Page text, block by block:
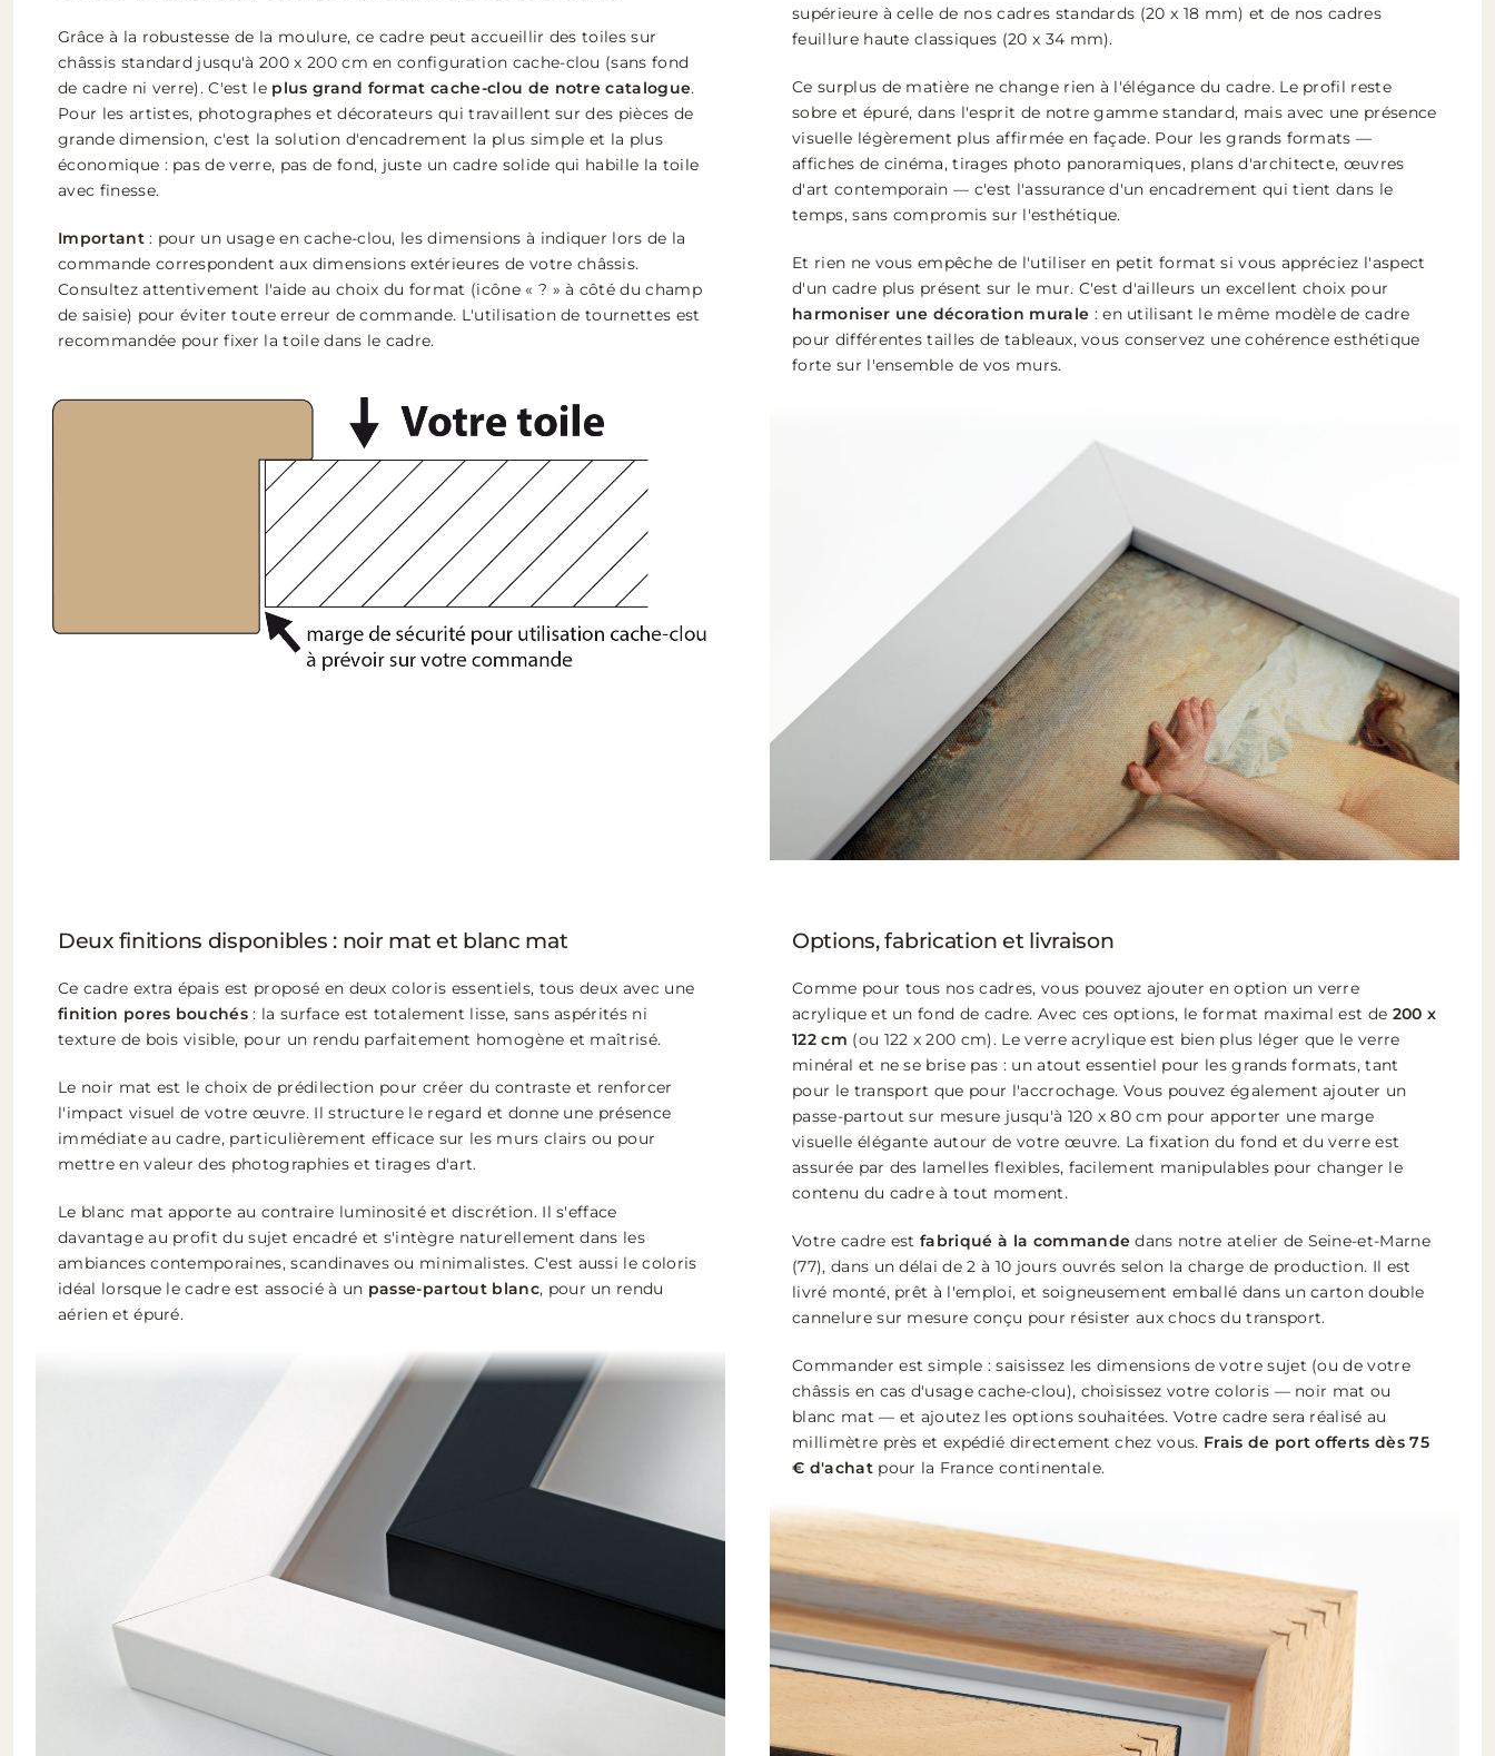
Grâce à la robustesse de la moulure, ce cadre peut accueillir des toiles sur
châssis standard jusqu'à 200 x 200 cm en configuration cache-clou (sans fond
de cadre ni verre). C'est le plus grand format cache-clou de notre catalogue.
Pour les artistes, photographes et décorateurs qui travaillent sur des pièces de
grande dimension, c'est la solution d'encadrement la plus simple et la plus
économique : pas de verre, pas de fond, juste un cadre solide qui habille la toile
avec finesse.
Important: pour un usage en cache-clou, les dimensions à indiquer lors de la
commande correspondent aux dimensions extérieures de votre châssis.
Consultez attentivement l'aide au choix du format (icône « ? » à côté du champ
de saisie) pour éviter toute erreur de commande. L'utilisation de tournettes est
recommandée pour fixer la toile dans le cadre.
supérieure à celle de nos cadres standards (20 x 18 mm) et de nos cadres
feuillure haute classiques (20 x 34 mm).
Ce surplus de matière ne change rien à l'élégance du cadre. Le profil reste
sobre et épuré, dans l'esprit de notre gamme standard, mais avec une présence
visuelle légèrement plus affirmée en façade. Pour les grands formats —
affiches de cinéma, tirages photo panoramiques, plans d'architecte, œuvres
d'art contemporain — c'est l'assurance d'un encadrement qui tient dans le
temps, sans compromis sur l'esthétique.
Et rien ne vous empêche de l'utiliser en petit format si vous appréciez l'aspect
d'un cadre plus présent sur le mur. C'est d'ailleurs un excellent choix pour
harmoniser une décoration murale : en utilisant le même modèle de cadre
pour différentes tailles de tableaux, vous conservez une cohérence esthétique
forte sur l'ensemble de vos murs.
Deux finitions disponibles : noir mat et blanc mat
Ce cadre extra épais est proposé en deux coloris essentiels, tous deux avec une
finition pores bouchés : la surface est totalement lisse, sans aspérités ni
texture de bois visible, pour un rendu parfaitement homogène et maîtrisé.
Le noir mat est le choix de prédilection pour créer du contraste et renforcer
l'impact visuel de votre œuvre. Il structure le regard et donne une présence
immédiate au cadre, particulièrement efficace sur les murs clairs ou pour
mettre en valeur des photographies et tirages d'art.
Le blanc mat apporte au contraire luminosité et discrétion. Il s'efface
davantage au profit du sujet encadré et s'intègre naturellement dans les
ambiances contemporaines, scandinaves ou minimalistes. C'est aussi le coloris
idéal lorsque le cadre est associé à un passe-partout blanc, pour un rendu
aérien et épuré.
Options, fabrication et livraison
Comme pour tous nos cadres, vous pouvez ajouter en option un verre
acrylique et un fond de cadre. Avec ces options, le format maximal est de 200 x
122 cm (ou 122 x 200 cm). Le verre acrylique est bien plus léger que le verre
minéral et ne se brise pas : un atout essentiel pour les grands formats, tant
pour le transport que pour l'accrochage. Vous pouvez également ajouter un
passe-partout sur mesure jusqu'à 120 x 80 cm pour apporter une marge
visuelle élégante autour de votre œuvre. La fixation du fond et du verre est
assurée par des lamelles flexibles, facilement manipulables pour changer le
contenu du cadre à tout moment.
Votre cadre estfabriqué à la commande dans notre atelier de Seine-et-Marne
(77), dans un délai de 2 à 10 jours ouvrés selon la charge de production. Il est
livré monté, prêt à l'emploi, et soigneusement emballé dans un carton double
cannelure sur mesure conçu pour résister aux chocs du transport.
Commander est simple : saisissez les dimensions de votre sujet (ou de votre
châssis en cas d'usage cache-clou), choisissez votre coloris — noir mat ou
blanc mat — et ajoutez les options souhaitées. Votre cadre sera réalisé au
millimètre près et expédié directement chez vous. Frais de port offerts dès 75
€ d'achatpour la France continentale.